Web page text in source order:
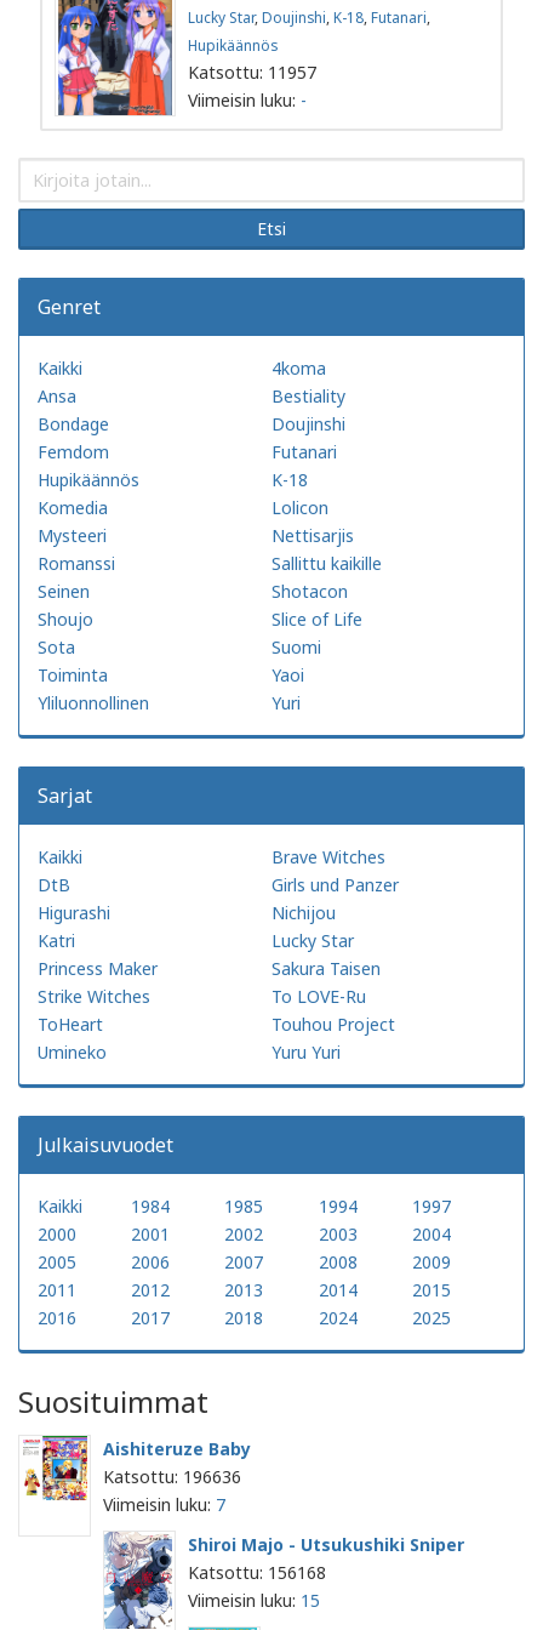
Lucky Star, Doujinshi K-18 Futanari
Hupikäännös
Katsottu: 11957
Viimeisin luku: -
Etsi
Genret
Kaikki
4koma
Ansa
Bestiality
Bondage
Doujinshi
Femdom
Futanari
Hupikäännös
K-18
Komedia
Lolicon
Mysteeri
Nettisarjis
Romanssi
Sallittu kaikille
Seinen
Shotacon
Shoujo
Slice of Life
Sota
Suomi
Toiminta
Yaoi
Yliluonnollinen
Yuri
Sarjat
Kaikki
Brave Witches
DtB
Girls und Panzer
Higurashi
Nichijou
Katri
Lucky Star
Princess Maker
Sakura Taisen
Strike Witches
To LOVE-Ru
ToHeart
Touhou Project
Umineko
Yuru Yuri
Julkaisuvuodet
Kaikki 1984 1985 1994
1997
2000
2001 2002 2003
2004
2005
2006 2007 2008
2009
2011
2012 2013 2014
2015
2016
2017 2018 2024 2025
Suosituimmat
Aishiteruze Baby
Katsottu: 196636
Viimeisin luku: 7
Shiroi Majo - Utsukushiki Sniper
Katsottu: 156168
Viimeisin luku: 15